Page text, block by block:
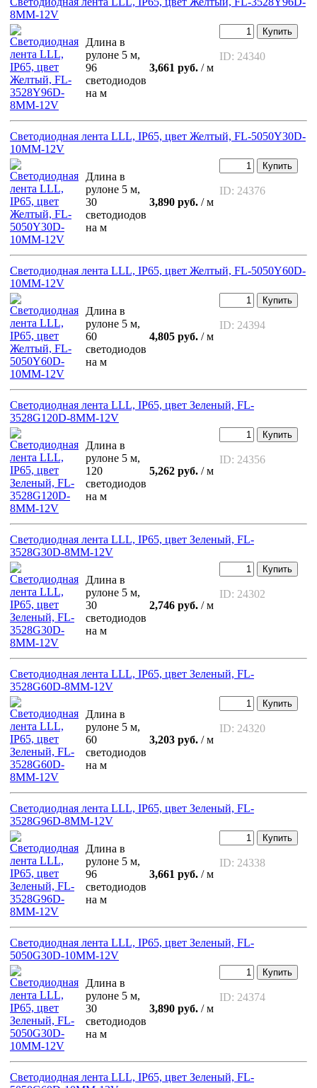
8MM-12V
Длина в
рулоне 5 м,
96
светодиодов
на м
3,661 руб. / м
Купить
ID: 24340
Светодиодная лента LLL, IP65, цвет Желтый, FL-5050Y30D-
10MM-12V
Длина в
рулоне 5 м,
30
светодиодов
на м
3,890 руб. / м
Купить
ID: 24376
Светодиодная лента LLL, IP65, цвет Желтый, FL-5050Y60D-
10MM-12V
Длина в
рулоне 5 м,
60
светодиодов
на м
4,805 руб. / м
Купить
ID: 24394
Светодиодная лента LLL, IP65, цвет Зеленый, FL-
3528G120D-8MM-12V
Длина в
рулоне 5 м,
120
светодиодов
на м
5,262 руб. / м
Купить
ID: 24356
Светодиодная лента LLL, IP65, цвет Зеленый, FL-
3528G30D-8MM-12V
Длина в
рулоне 5 м,
30
светодиодов
на м
2,746 руб. / м
Купить
ID: 24302
Светодиодная лента LLL, IP65, цвет Зеленый, FL-
3528G60D-8MM-12V
Длина в
рулоне 5 м,
60
светодиодов
на м
3,203 руб. / м
Купить
ID: 24320
Светодиодная лента LLL, IP65, цвет Зеленый, FL-
3528G96D-8MM-12V
Длина в
рулоне 5 м,
96
светодиодов
на м
3,661 руб. / м
Купить
ID: 24338
Светодиодная лента LLL, IP65, цвет Зеленый, FL-
5050G30D-10MM-12V
Длина в
рулоне 5 м,
30
светодиодов
на м
3,890 руб. / м
Купить
ID: 24374
Светодиодная лента LLL, IP65, цвет Зеленый, FL-